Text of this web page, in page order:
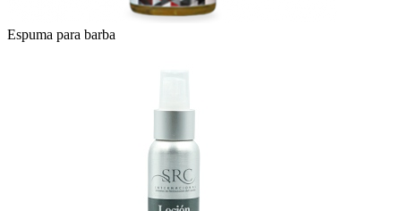
Espuma para barba